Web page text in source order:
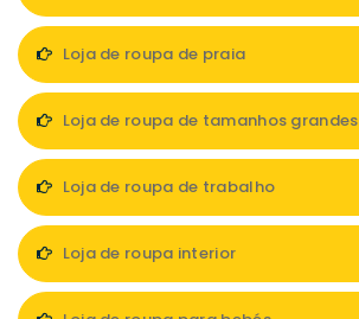
Loja de roupa de praia
Loja de roupa de tamanhos grandes
Loja de roupa de trabalho
Loja de roupa interior